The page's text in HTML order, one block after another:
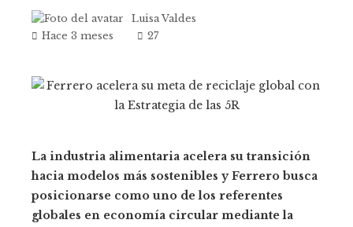
Luisa Valdes
Hace 3 meses
27
La industria alimentaria acelera su transición
hacia modelos más sostenibles y Ferrero busca
posicionarse como uno de los referentes
globales en economía circular mediante la